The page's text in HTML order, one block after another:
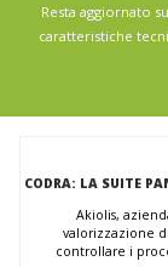
Resta aggiornato
caratteristiche
CODRA: LA SUITE
Akiolis,
valorizzazione
controllare i